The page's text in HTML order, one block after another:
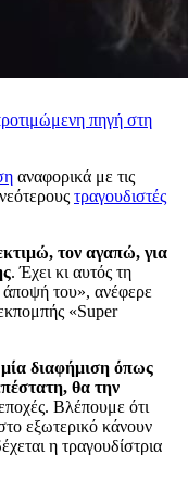
πηγή στη
αναφορικά με τις
τραγουδιστές
τον αγαπώ, για
. Έχει κι αυτός τη
του», ανέφερε
«Super
διαφήμιση όπως
θα την
Βλέπουμε ότι
εξωτερικό κάνουν
η τραγουδίστρια